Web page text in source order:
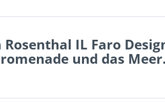
IL Faro
und das